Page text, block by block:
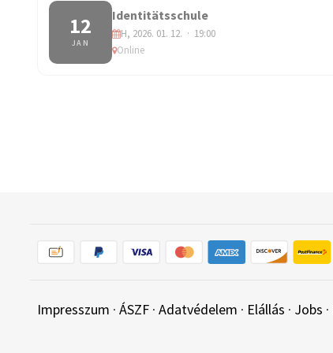
12
JAN
Identitätsschule
H, 2026. 01. 12. · 19:00
Online
Impresszum · ÁSZF · Adatvédelem · Elállás · Jobs ·